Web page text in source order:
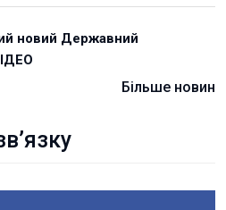
новий Державний
Більше новин